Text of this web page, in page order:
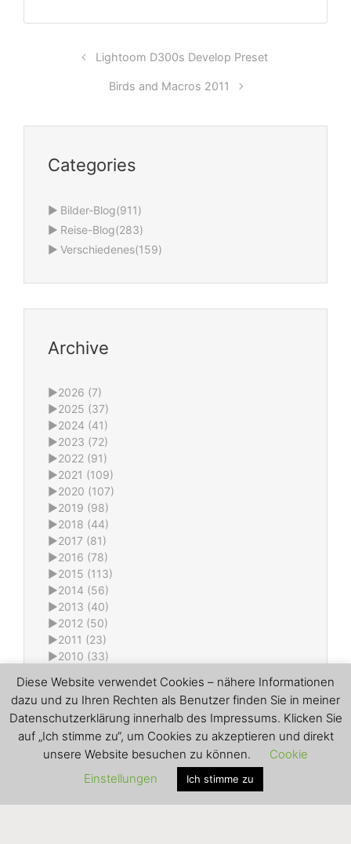
Lightoom D300s Develop Preset
Birds and Macros 2011
Categories
► Bilder-Blog(911)
► Reise-Blog(283)
► Verschiedenes(159)
Archive
►2026 (7)
►2025 (37)
►2024 (41)
►2023 (72)
►2022 (91)
►2021 (109)
►2020 (107)
►2019 (98)
►2018 (44)
►2017 (81)
►2016 (78)
►2015 (113)
►2014 (56)
►2013 (40)
►2012 (50)
►2011 (23)
►2010 (33)
►2008 (22)
►2007 (7)
►2006 (2)
All content © Ralf Karpa (using evolve
theme by
Theme4Press • Powered byWordPress)
Diese Website verwendet Cookies – nähere Informationen
dazu und zu Ihren Rechten als Benutzer finden Sie in meiner
Datenschutzerklärung innerhalb des Impressums. Klicken Sie
auf „Ich stimme zu“, um Cookies zu akzeptieren und direkt
unsere Website besuchen zu können.
Cookie
Einstellungen
Ich stimme zu